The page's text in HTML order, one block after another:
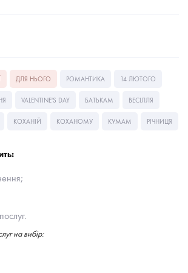
ДЛЯ НЬОГО РОМАНТИКА 14 ЛЮТОГО
VALENTINE'S DAY БАТЬКАМ ВЕСІЛЛЯ
КОХАНІЙ КОХАНОМУ КУМАМ РІЧНИЦЯ
на вибір: